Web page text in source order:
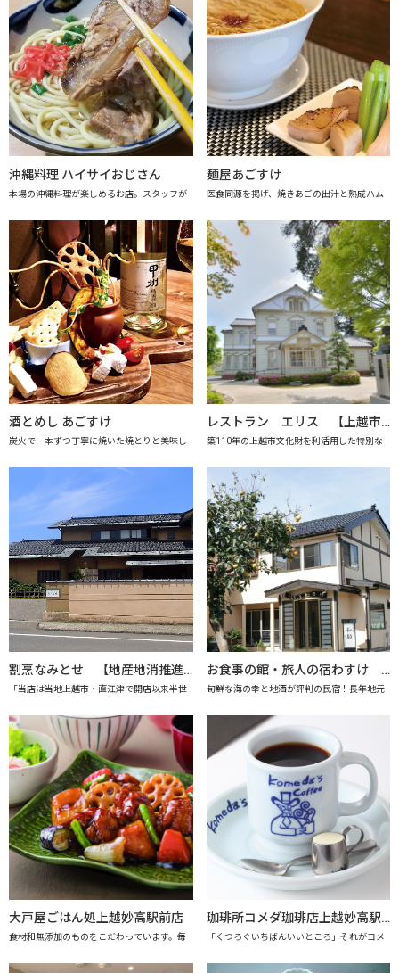
沖縄料理 ハイサイおじさん
本場の沖縄料理が楽しめるお店。スタッフが
麺屋あごすけ
医食同源を掲げ、焼きあごの出汁と熟成ハム
酒とめし あごすけ
炭火で一本ずつ丁寧に焼いた焼とりと美味し
レストラン エリス 【上越市地産地消推進の店認定店】
築110年の上越市文化財を利活用した特別な
割烹なみとせ 【地産地消推進の店「プレミアム認定店」】
「当店は当地上越市・直江津で開店以来半世
お食事の館・旅人の宿わすけ 【上越市地産地消推進の店認定店】
旬鮮な海の幸と地酒が評判の民宿！長年地元
大戸屋ごはん処上越妙高駅前店
食材和無添加のものをこだわっています。毎
珈琲所コメダ珈琲店上越妙高駅前店
「くつろぐいちばんいいところ」それがコメ